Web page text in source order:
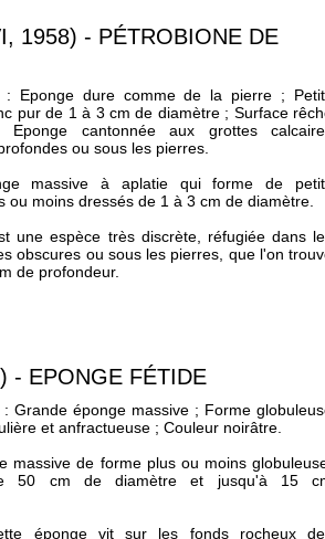
1958) - PÉTROBIONE DE
: Eponge dure comme de la pierre ;
pur de 1 à 3 cm de diamètre ; Surface
cantonnée aux grottes
ou sous les pierres.
massive à aplatie qui forme de
ou moins dressés de 1 à 3 cm de diamètre.
une espèce très discrète, réfugiée dans
obscures ou sous les pierres, que l'on
de profondeur.
- EPONGE FÉTIDE
: Grande éponge massive ; Forme
et anfractueuse ; Couleur noirâtre.
massive de forme plus ou moins
50 cm de diamètre et jusqu'à 15
éponge vit sur les fonds rocheux